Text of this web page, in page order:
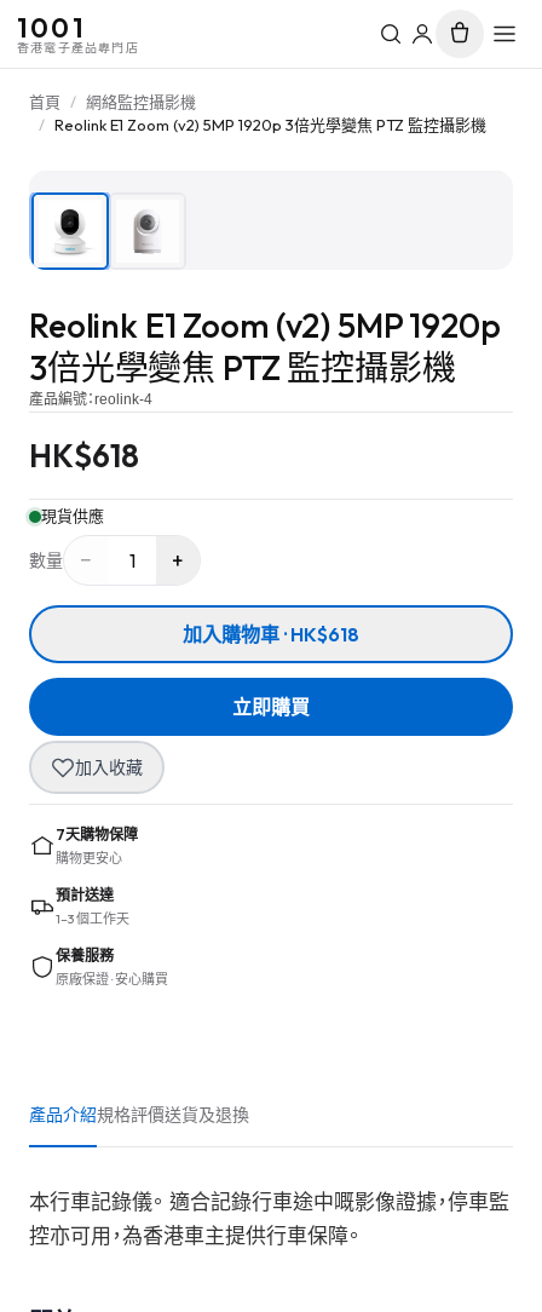
1001
香港電子產品專門店
首頁 / 網絡監控攝影機
/ Reolink E1 Zoom (v2) 5MP 1920p 3倍光學變焦 PTZ 監控攝影機
Reolink E1 Zoom (v2) 5MP 1920p
3倍光學變焦 PTZ 監控攝影機
產品編號：reolink-4
HK$618
現貨供應
數量 − 1 +
加入購物車 · HK$618
立即購買
加入收藏
7天購物保障
購物更安心
預計送達
1–3 個工作天
保養服務
原廠保證 · 安心購買
產品介紹規格評價送貨及退換
本行車記錄儀。 適合記錄行車途中嘅影像證據，停車監
控亦可用，為香港車主提供行車保障。